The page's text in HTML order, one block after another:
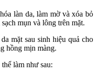
làn da, làm mờ và xóa bỏ
mụn và lông trên mặt.
mặt sau sinh hiệu quả cho
hồng mịn màng.
làm như sau: